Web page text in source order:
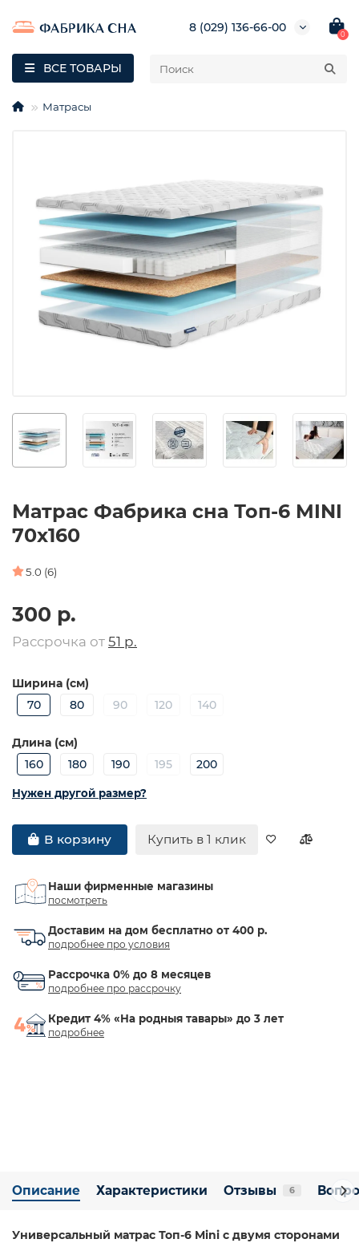
8 (029) 136-66-00
0
ВСЕ ТОВАРЫ
Матрасы
Матрас Фабрика сна Топ-6 MINI
70х160
5.0 (6)
300 р.
Рассрочка от 51 р.
Ширина (см)
70
80 90 120 140
Длина (см)
160
180 190 195 200
Нужен другой размер?
В корзину Купить в 1 клик
Наши фирменные магазины
посмотреть
Доставим на дом бесплатно от 400 р.
подробнее про условия
Рассрочка 0% до 8 месяцев
подробнее про рассрочку
Кредит 4% «На родныя тавары» до 3 лет
подробнее
Описание Характеристики Отзывы 6
Универсальный матрас Топ-6 Mini с двумя сторонами